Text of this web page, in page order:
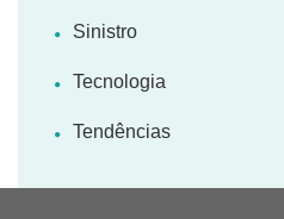
Sinistro
Tecnologia
Tendências